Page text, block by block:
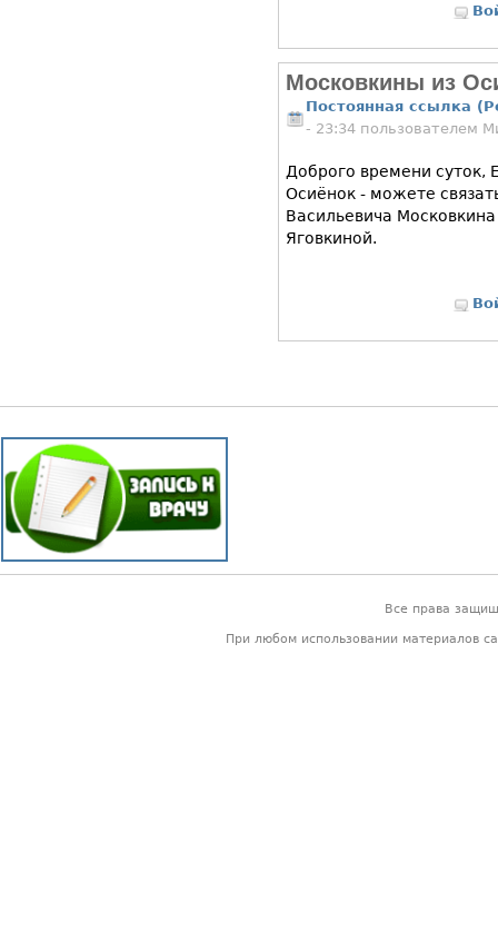
Московкины из
Постоянная ссылка
- 23:34 пользователем
Доброго времени суток,
Осиёнок - можете
Васильевича
Яговкиной.
Все права
При любом использовании материалов